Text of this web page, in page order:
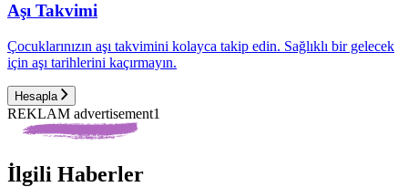
Aşı Takvimi
Çocuklarınızın aşı takvimini kolayca takip edin. Sağlıklı bir gelecek
için aşı tarihlerini kaçırmayın.
Hesapla
REKLAM advertisement1
İlgili Haberler